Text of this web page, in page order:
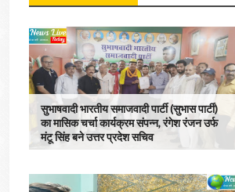
सुभाषवादी भारतीय समाजवादी पार्टी (सुभास पार्टी)
का मासिक चर्चा कार्यक्रम संपन्न, रंगेश रंजन उर्फ
मंटू सिंह बने उत्तर प्रदेश सचिव